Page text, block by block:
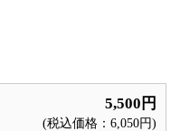
5,500円
(税込価格：6,050円)